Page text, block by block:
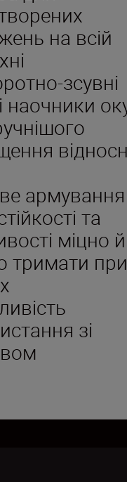
на всій
зсувні
наочники
та
міцно й
тримати
зі